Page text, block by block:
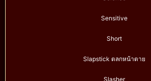
Sensitive
Short
Slapstick ตลกหน้าตาย
Slasher